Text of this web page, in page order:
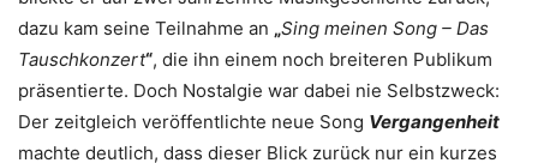
dazu kam seine Teilnahme an „Sing meinen Song – Das
Tauschkonzert“, die ihn einem noch breiteren Publikum
präsentierte. Doch Nostalgie war dabei nie Selbstzweck:
Der zeitgleich veröffentlichte neue Song Vergangenheit
machte deutlich, dass dieser Blick zurück nur ein kurzes